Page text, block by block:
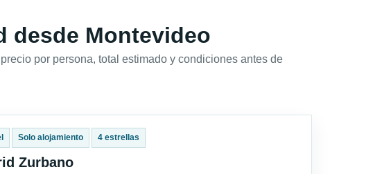
desde Montevideo
por persona, total estimado y condiciones antes de
Solo alojamiento 4 estrellas
Zurbano